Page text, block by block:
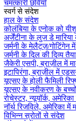
चमत्कारी छवियाँ
स्वर्ग से संदेश
हाल के संदेश
कोलंबिया के एनोक को
अर्जेंटीना के लुज डे
जर्मनी के मेलैट्ज़/गोटिंगेन
जर्मनी के दिल की दिव्य
जैकेरी एसपी, ब्राज़ील में
इटापिरंगा, ब्राज़ील में
यूएसए के होली फैमिली
यूएसए के नवीकरण के
रोचेस्टर, न्यूयॉर्क,
नॉर्थ रिजविले, अमेरिका में
विभिन्न स्रोतों से संदेश